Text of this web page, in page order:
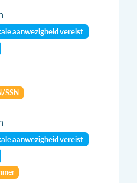
aanwezigheid vereist
SSN
aanwezigheid vereist